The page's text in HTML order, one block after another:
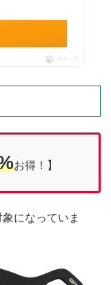
ポチップ
お得！】
になっていま